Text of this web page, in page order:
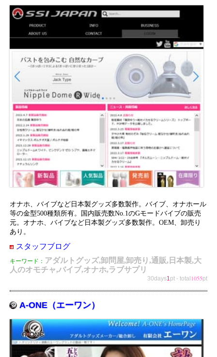
オナホ、バイブなど日本製グッズ多数製作。バイブ、オナホール
等の金型500種類所有。国内販売数No.1のGモードバイブの販売
元。オナホ、バイブなど日本製グッズ多数製作。OEM、卸売り
あり。
スタッフブログ
キーワード： アダルトグッズ,卸問屋,卸売り,通販,日本製,大
人のオモチャ,バイブ,オナホ,ラブサプリ
30days1pt - total 1055pt
A-ONE（エーワン）